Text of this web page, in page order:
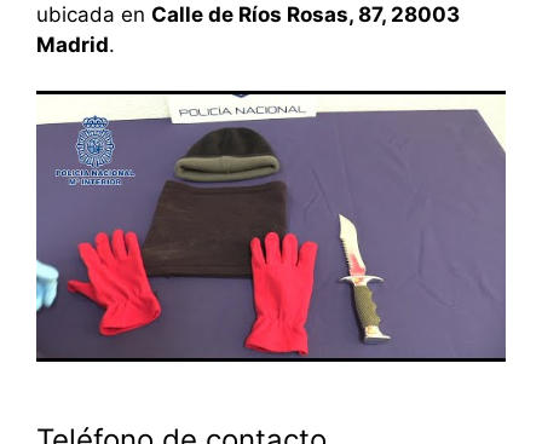
ubicada en Calle de Ríos Rosas, 87, 28003
Madrid.